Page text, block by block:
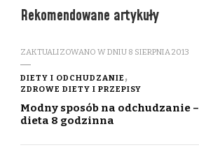
Rekomendowane artykuły
ZAKTUALIZOWANO W DNIU 8 SIERPNIA 2013
DIETY I ODCHUDZANIE
ZDROWE DIETY I PRZEPISY
Modny sposób na odchudzanie –
dieta 8 godzinna